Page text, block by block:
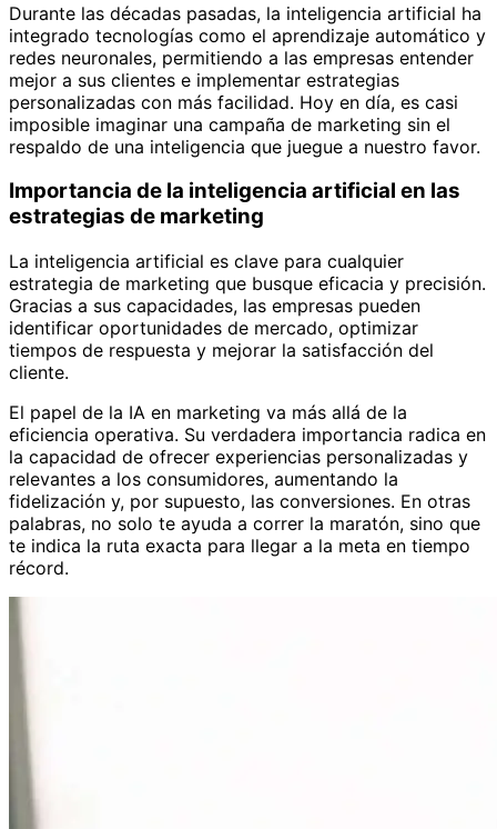
Durante las décadas pasadas, la inteligencia artificial ha
integrado tecnologías como el aprendizaje automático y
redes neuronales, permitiendo a las empresas entender
mejor a sus clientes e implementar estrategias
personalizadas con más facilidad. Hoy en día, es casi
imposible imaginar una campaña de marketing sin el
respaldo de una inteligencia que juegue a nuestro favor.
Importancia de la inteligencia artificial en las
estrategias de marketing
La inteligencia artificial es clave para cualquier
estrategia de marketing que busque eficacia y precisión.
Gracias a sus capacidades, las empresas pueden
identificar oportunidades de mercado, optimizar
tiempos de respuesta y mejorar la satisfacción del
cliente.
El papel de la IA en marketing va más allá de la
eficiencia operativa. Su verdadera importancia radica en
la capacidad de ofrecer experiencias personalizadas y
relevantes a los consumidores, aumentando la
fidelización y, por supuesto, las conversiones. En otras
palabras, no solo te ayuda a correr la maratón, sino que
te indica la ruta exacta para llegar a la meta en tiempo
récord.